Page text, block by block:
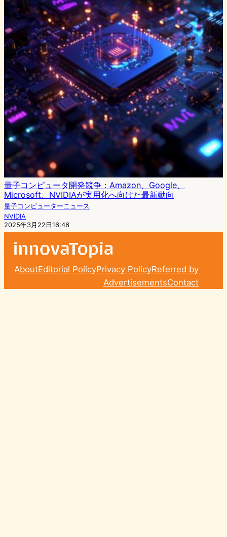
量子コンピュータ開発競争：Amazon、Google、
Microsoft、NVIDIAが実用化へ向けた最新動向
量子コンピューターニュース
NVIDIA
2025年3月22日16:46
AboutEditorial PolicyPrivacy PolicyReferred by
AdvertisementsContact